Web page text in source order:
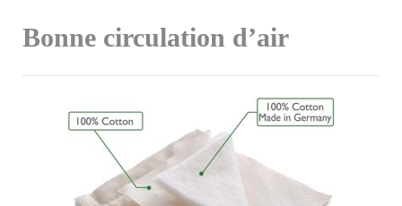
Bonne circulation d’air